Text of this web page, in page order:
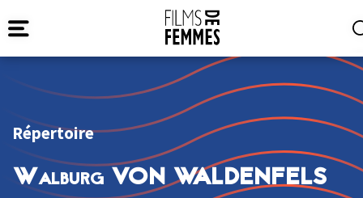
Répertoire
Walburg VON WALDENFELS